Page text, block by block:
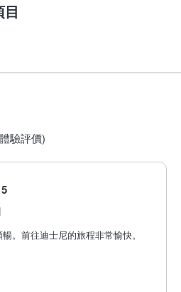
驗評價)
5
。前往迪士尼的旅程非常愉快。